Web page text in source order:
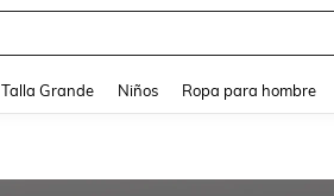
Talla Grande Niños Ropa para hombre